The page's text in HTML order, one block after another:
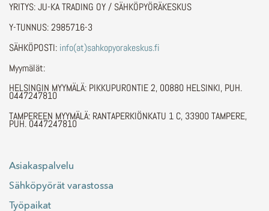
YRITYS: JU-KA TRADING OY / SÄHKÖPYÖRÄKESKUS
Y-TUNNUS: 2985716-3
SÄHKÖPOSTI: info(at)sahkopyorakeskus.fi
Myymälät:
HELSINGIN MYYMÄLÄ: PIKKUPURONTIE 2, 00880 HELSINKI, PUH.
0447247810
TAMPEREEN MYYMÄLÄ: RANTAPERKIÖNKATU 1 C, 33900 TAMPERE,
PUH. 0447247810
Asiakaspalvelu
Sähköpyörät varastossa
Työpaikat